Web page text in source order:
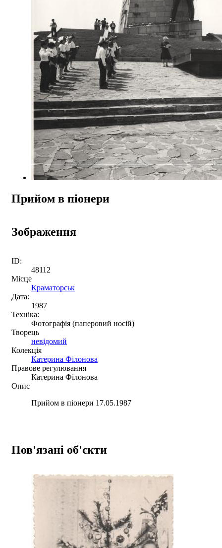
Прийом в піонери
Зображення
ID:
48112
Місце
Краматорськ
Дата:
1987
Техніка:
Фотографія (паперовий носій)
Творець
невідомий
Колекція
Катерина Філонова
Правове регулювання
Катерина Філонова
Опис
Прийом в піонери 17.05.1987
Пов'язані об'єкти